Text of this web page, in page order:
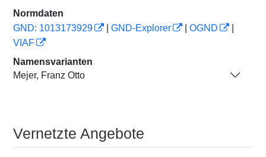
Normdaten
GND: 1013173929
GND-Explorer OGND
VIAF
Namensvarianten
Mejer, Franz Otto
Vernetzte Angebote